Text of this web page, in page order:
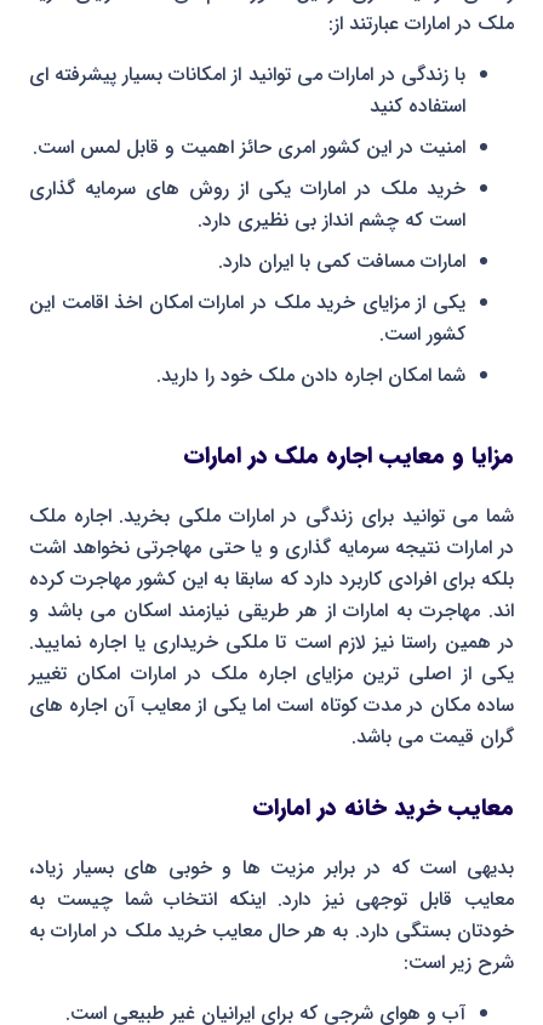
ملک در امارات عبارتند از:
با زندگی در امارات می توانید از امکانات بسیار پیشرفته ای
استفاده کنید
امنیت در این کشور امری حائز اهمیت و قابل لمس است.
خرید ملک در امارات یکی از روش های سرمایه گذاری
است که چشم انداز بی نظیری دارد.
امارات مسافت کمی با ایران دارد.
یکی از مزایای خرید ملک در امارات امکان اخذ اقامت این
کشور است.
شما امکان اجاره دادن ملک خود را دارید.
مزایا و معایب اجاره ملک در امارات
شما می توانید برای زندگی در امارات ملکی بخرید. اجاره ملک
در امارات نتیجه سرمایه گذاری و یا حتی مهاجرتی نخواهد اشت
بلکه برای افرادی کاربرد دارد که سابقا به این کشور مهاجرت کرده
اند. مهاجرت به امارات از هر طریقی نیازمند اسکان می باشد و
در همین راستا نیز لازم است تا ملکی خریداری یا اجاره نمایید.
یکی از اصلی ترین مزایای اجاره ملک در امارات امکان تغییر
ساده مکان در مدت کوتاه است اما یکی از معایب آن اجاره های
گران قیمت می باشد.
معایب خرید خانه در امارات
بدیهی است که در برابر مزیت ها و خوبی های بسیار زیاد،
معایب قابل توجهی نیز دارد. اینکه انتخاب شما چیست به
خودتان بستگی دارد. به هر حال معایب خرید ملک در امارات به
شرح زیر است:
آب و هوای شرجی که برای ایرانیان غیر طبیعی است.